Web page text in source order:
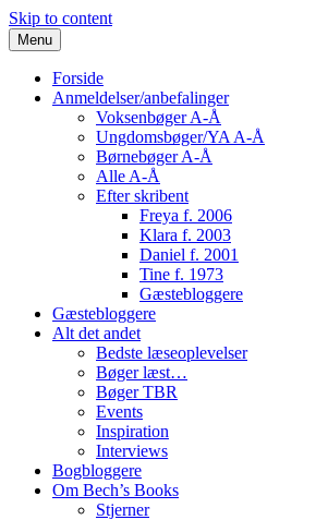
Skip to content
Menu
Forside
Anmeldelser/anbefalinger
Voksenbøger A-Å
Ungdomsbøger/YA A-Å
Børnebøger A-Å
Alle A-Å
Efter skribent
Freya f. 2006
Klara f. 2003
Daniel f. 2001
Tine f. 1973
Gæstebloggere
Gæstebloggere
Alt det andet
Bedste læseoplevelser
Bøger læst…
Bøger TBR
Events
Inspiration
Interviews
Bogbloggere
Om Bech’s Books
Stjerner